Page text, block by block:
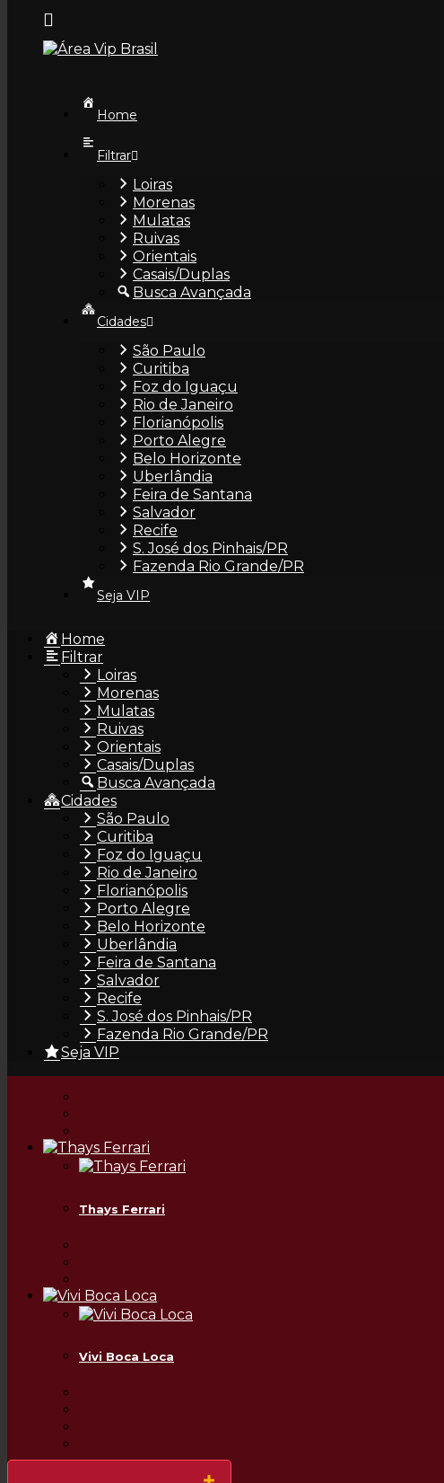
Home
Filtrar
Loiras
Morenas
Mulatas
Ruivas
Orientais
Casais/Duplas
Busca Avançada
Cidades
São Paulo
Curitiba
Foz do Iguaçu
Rio de Janeiro
Florianópolis
Porto Alegre
Belo Horizonte
Uberlândia
Feira de Santana
Salvador
Recife
S. José dos Pinhais/PR
Fazenda Rio Grande/PR
Seja VIP
Home
Filtrar
Loiras
Morenas
Mulatas
Ruivas
Orientais
Casais/Duplas
Busca Avançada
Cidades
São Paulo
Curitiba
Foz do Iguaçu
Rio de Janeiro
Florianópolis
Porto Alegre
Belo Horizonte
Uberlândia
Feira de Santana
Salvador
Recife
S. José dos Pinhais/PR
Fazenda Rio Grande/PR
Seja VIP
Bia Louredo
Dalila Amorim
Lisboa
Natasha Urach
Sabrina Dias
Thays Ferrari
Vivi Boca Loca